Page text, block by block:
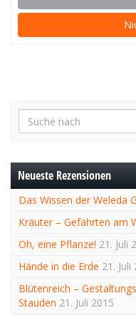
Neueste Rezensionen
Das Wissen der Weleda
Kräuter – Gefährten am
Oh, eine Pflanze! 21. Juli
Hände in die Erde 21. Juli
Blütenreich –
Stauden 21. Juli 2015